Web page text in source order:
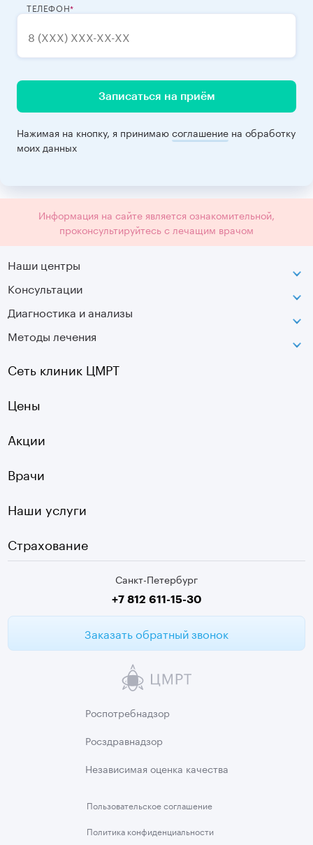
ТЕЛЕФОН
Записаться на приём
Нажимая на кнопку, я принимаюсоглашение на обработку
моих данных
Информация на сайте является ознакомительной,
проконсультируйтесь с лечащим врачом
Наши центры
Петроградская
Лаборатория движения
Московская
Озерки
Садовая
Старая Деревня
Девяткино
г. Колпино
Консультации
Диагностика и анализы
МРТ
Оптическая топография
УЗДГ
Чек-ап
ЭКГ
Медицинские анализы
Методы лечения
Санкт-Петербург
+7 812 611-15-30
Заказать обратный звонок
Сеть клиник ЦМРТ
Цены
Акции
Врачи
Наши услуги
Страхование
Пользовательскоесоглашение
Политика конфиденциальности
Роспотребнадзор
Росздравнадзор
Независимая оценка качества